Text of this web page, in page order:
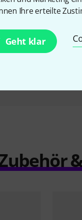
Ihre erteilte
Geht klar
GE II